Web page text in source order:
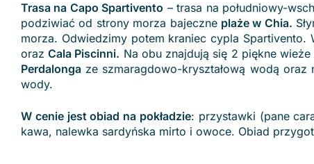
Trasa na Capo Spartivento – trasa na południowy-
podziwiać od strony morza bajeczne plaże w Chia.
morza. Odwiedzimy potem kraniec cypla Spartivento.
orazCala Piscinni. Na obu znajdują się 2 piękne
Perdalonga ze szmaragdowo-kryształową wodą oraz
wody.
W cenie jest obiad na pokładzie: przystawki (pane
kawa, nalewka sardyńska mirto i owoce. Obiad